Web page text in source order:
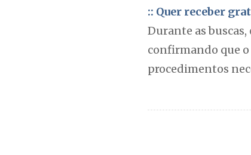
:: Quer receber
Durante as
confirmando que
procedimentos